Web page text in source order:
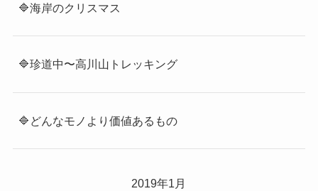
🔷海岸のクリスマス
🔷珍道中〜高川山トレッキング
🔷どんなモノより価値あるもの
2019年1月